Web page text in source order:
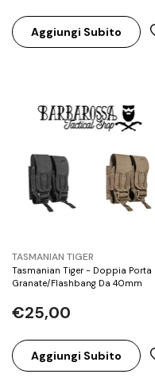
Aggiungi Subito
BRAND:
TASMANIAN TIGER
Tasmanian Tiger - Doppia Porta
Granate/Flashbang Da 40mm
€25,00
Aggiungi Subito